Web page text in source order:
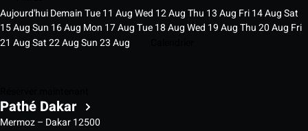
Aujourd'huiDemainTue11 AugWed 12AugThu 13Aug Fri14AugSat
15AugSun 16Aug Mon 17AugTue18AugWed 19AugThu20Aug Fri
21 AugSat22AugSun23Aug
Pathé Dakar
Mermoz – Dakar 12500